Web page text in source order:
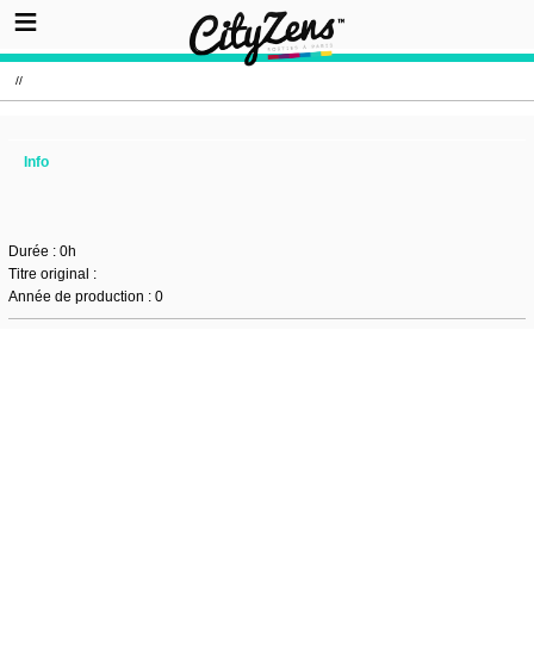
//
Info
Durée : 0h
Titre original :
Année de production : 0